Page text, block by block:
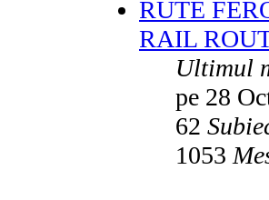
RUTE
RAIL
Ultimul
pe 28
62
1053